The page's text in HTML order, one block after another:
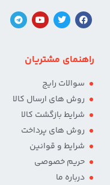
راهنمای مشتریان
سوالات رایج
روش های ارسال کالا
شرایط بازگشت کالا
روش های پرداخت
شرایط و قوانین
حریم خصوصی
درباره ما